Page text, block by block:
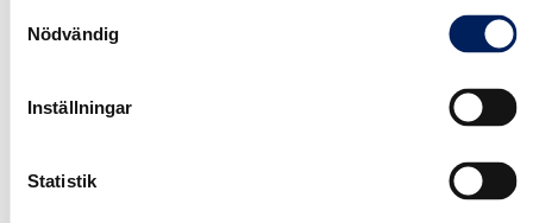
Nödvändig
Inställningar
Statistik
Förstärkt långradieböj för UN/UNB Plastgranulat
Läs mer
Läs mer
Lägg till i varukorg